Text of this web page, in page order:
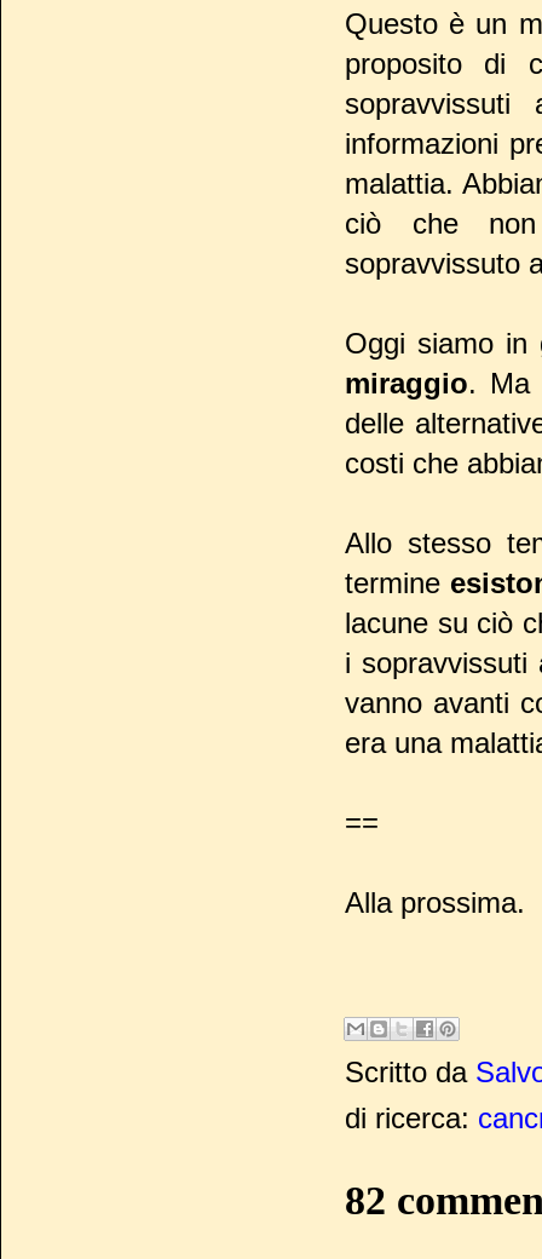
Questo è un
proposito di
informazioni
malattia.
ciò che non
sopravvissuto
Oggi siamo in
miraggio. Ma
delle
costi che
Allo stesso
termine
lacune su ciò
i sopravvissuti
vanno avanti
era una
==
Alla prossima.
Scritto da
di ricerca:
82